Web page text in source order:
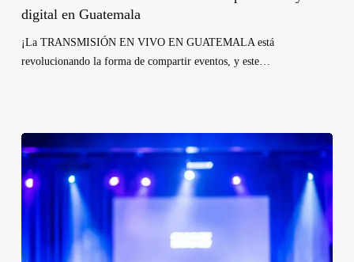
digital en Guatemala
¡La TRANSMISIÓN EN VIVO EN GUATEMALA está
revolucionando la forma de compartir eventos, y este…